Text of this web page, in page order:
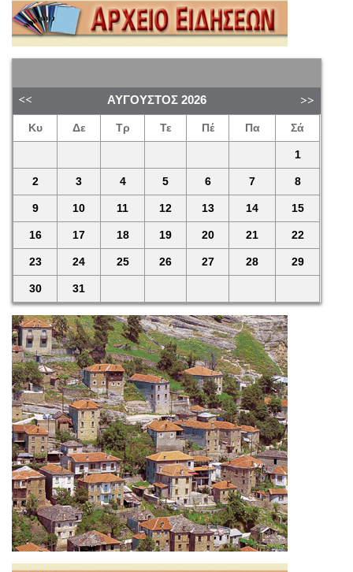
ΑΎΓΟΥΣΤΟΣ 2026
Κυ Δε Τρ Τε Πέ Πα Σά
1
2 3 4 5 6 7 8
9 10 11 12 13 14 15
16 17 18 19 20 21 22
23 24 25 26 27 28 29
30 31